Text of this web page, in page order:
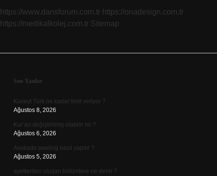
https://www.dansforum.com.tr https://onadesign.com.tr
https://medikalkolej.com.tr Sitemap
Sidebar
Son Yazılar
Kuveyt Türk ne kadar limit veriyor ?
Ağustos 8, 2026
Kur’an değiştirilmiş olabilir mi ?
Ağustos 6, 2026
Avokado peeling nasıl yapılır ?
Ağustos 5, 2026
ayetlerden oluşan bölümlere ne denir ?